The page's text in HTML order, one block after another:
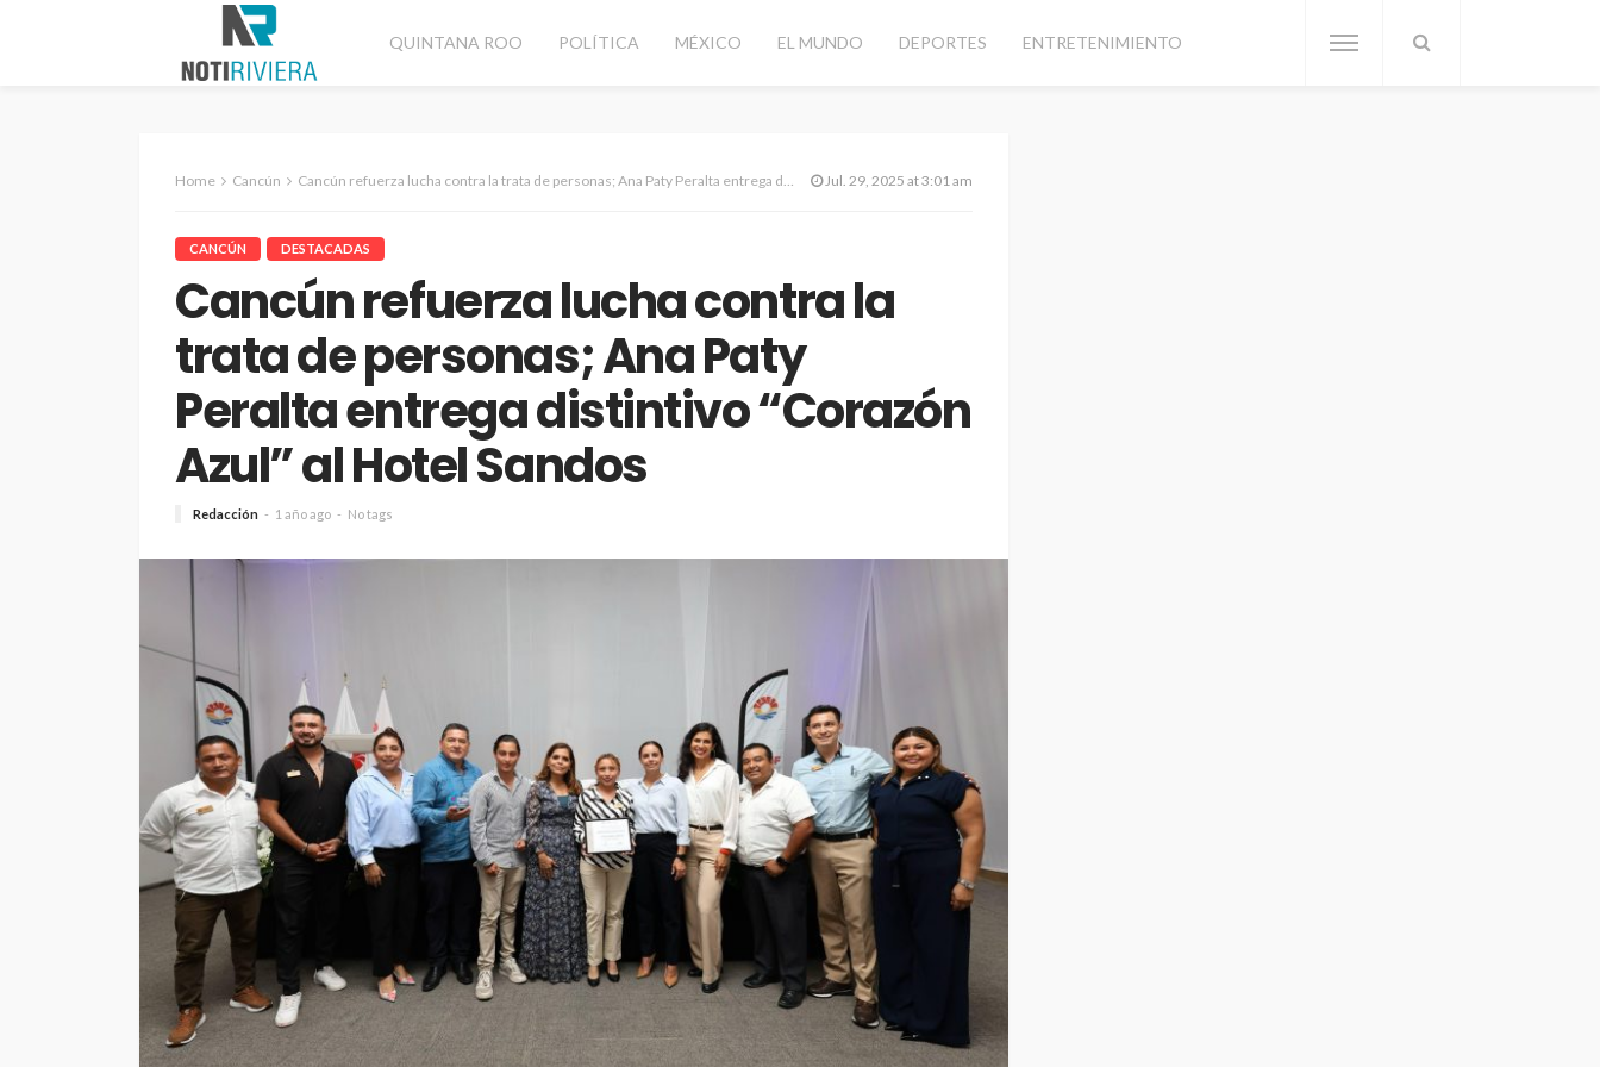
QUINTANA ROO POLÍTICA MÉXICO EL MUNDO DEPORTES ENTRETENIMIENTO
Home Cancún Cancún refuerza lucha contra la trata de personas; Ana Paty Peralta entrega distintivo “Corazón Azul” al Hotel Sandos Jul. 29, 2025 at 3:01 am
CANCÚN DESTACADAS
Cancún refuerza lucha contra la
trata de personas; Ana Paty
Peralta entrega distintivo “Corazón
Azul” al Hotel Sandos
Redacción 1 año ago No tags